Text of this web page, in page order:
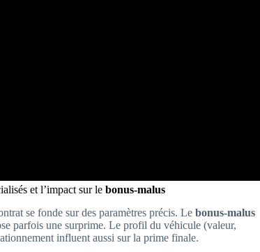
et l’impact sur le bonus-malus
se fonde sur des paramètres précis. Le bonus-malus
parfois une surprime. Le profil du véhicule (valeur,
influent aussi sur la prime finale.